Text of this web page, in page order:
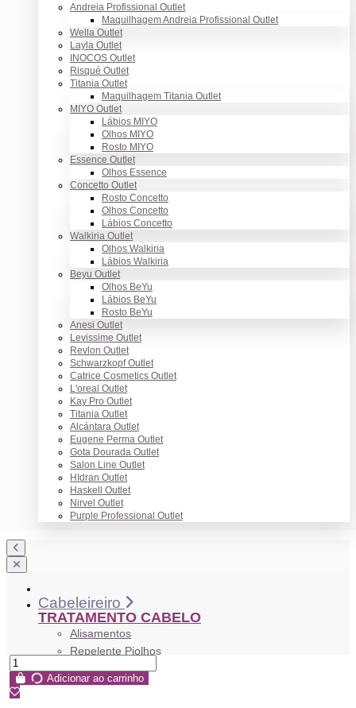
Andreia Profissional Outlet
Maquilhagem Andreia Profissional Outlet
Wella Outlet
Layla Outlet
INOCOS Outlet
Risqué Outlet
Titania Outlet
Maquilhagem Titania Outlet
MIYO Outlet
Lábios MIYO
Olhos MIYO
Rosto MIYO
Essence Outlet
Olhos Essence
Concetto Outlet
Rosto Concetto
Olhos Concetto
Lábios Concetto
Walkiria Outlet
Olhos Walkiria
Lábios Walkiria
Beyu Outlet
Olhos BeYu
Lábios BeYu
Rosto BeYu
Anesi Outlet
Levissime Outlet
Revlon Outlet
Schwarzkopf Outlet
Catrice Cosmetics Outlet
L'oreal Outlet
Kay Pro Outlet
Titania Outlet
Alcántara Outlet
Eugene Perma Outlet
Gota Dourada Outlet
Salon Line Outlet
HIdran Outlet
Haskell Outlet
Nirvel Outlet
Purple Professional Outlet
Cabeleireiro
TRATAMENTO CABELO
Alisamentos
Repelente Piolhos
Tratamento Antiqueda
Tratamento Anticaspa
Adicionar ao carrinho